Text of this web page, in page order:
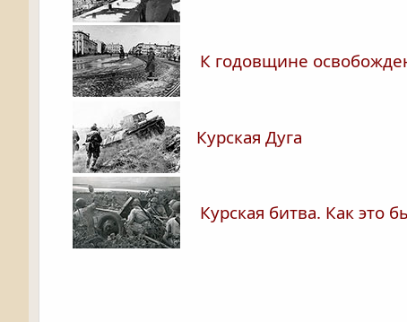
К годовщине
Курская Дуга
Курская битва. Как это